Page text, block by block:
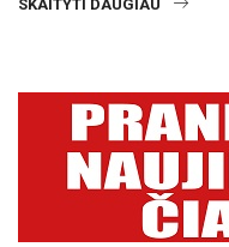
SKAITYTI DAUGIAU